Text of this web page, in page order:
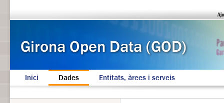
Inici Dades Entitats, àrees i serveis